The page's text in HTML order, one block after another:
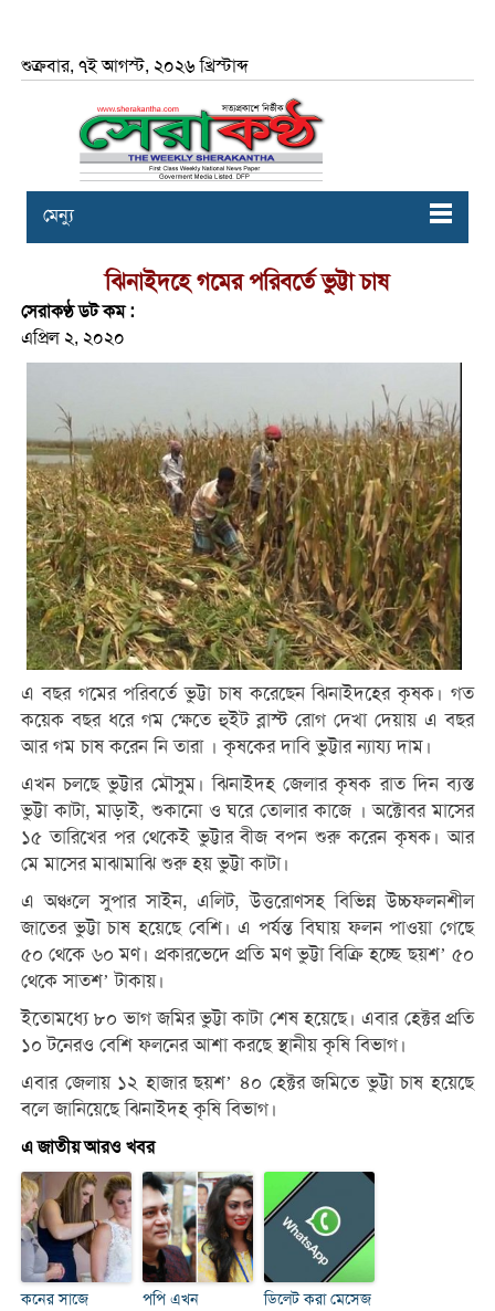
শুক্রবার, ৭ই আগস্ট, ২০২৬ খ্রিস্টাব্দ
মেন্যু
ঝিনাইদহে গমের পরিবর্তে ভুট্টা চাষ
সেরাকণ্ঠ ডট কম :
এপ্রিল ২, ২০২০
এ বছর গমের পরিবর্তে ভুট্টা চাষ করেছেন ঝিনাইদহের কৃষক। গত
কয়েক বছর ধরে গম ক্ষেতে হুইট ব্লাস্ট রোগ দেখা দেয়ায় এ বছর
আর গম চাষ করেন নি তারা । কৃষকের দাবি ভুট্টার ন্যায্য দাম।
এখন চলছে ভুট্টার মৌসুম। ঝিনাইদহ জেলার কৃষক রাত দিন ব্যস্ত
ভুট্টা কাটা, মাড়াই, শুকানো ও ঘরে তোলার কাজে । অক্টোবর মাসের
১৫ তারিখের পর থেকেই ভুট্টার বীজ বপন শুরু করেন কৃষক। আর
মে মাসের মাঝামাঝি শুরু হয় ভুট্টা কাটা।
এ অঞ্চলে সুপার সাইন, এলিট, উত্তরোণসহ বিভিন্ন উচ্চফলনশীল
জাতের ভুট্টা চাষ হয়েছে বেশি। এ পর্যন্ত বিঘায় ফলন পাওয়া গেছে
৫০ থেকে ৬০ মণ। প্রকারভেদে প্রতি মণ ভুট্টা বিক্রি হচ্ছে ছয়শ’ ৫০
থেকে সাতশ’ টাকায়।
ইতোমধ্যে ৮০ ভাগ জমির ভুট্টা কাটা শেষ হয়েছে। এবার হেক্টর প্রতি
১০ টনেরও বেশি ফলনের আশা করছে স্থানীয় কৃষি বিভাগ।
এবার জেলায় ১২ হাজার ছয়শ’ ৪০ হেক্টর জমিতে ভুট্টা চাষ হয়েছে
বলে জানিয়েছে ঝিনাইদহ কৃষি বিভাগ।
এ জাতীয় আরও খবর
কনের সাজে
পপি এখন
ডিলেট করা মেসেজ